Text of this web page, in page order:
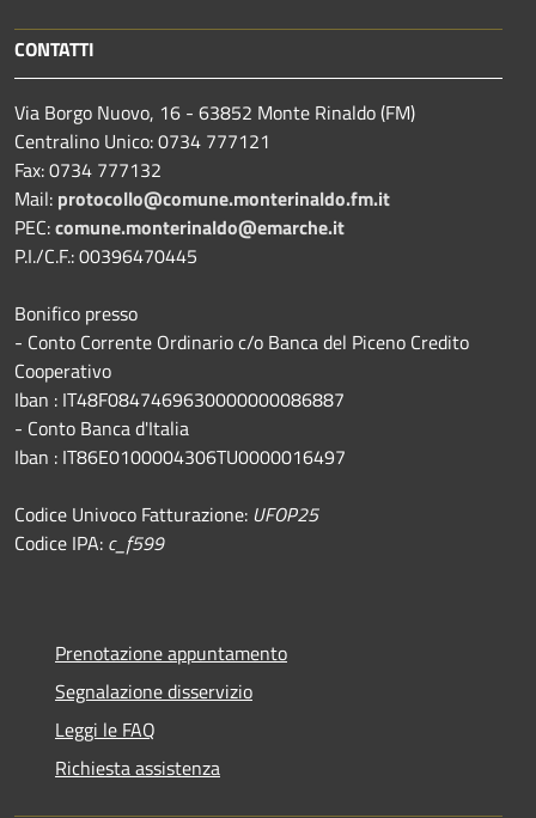
CONTATTI
Via Borgo Nuovo, 16 - 63852 Monte Rinaldo (FM)
Centralino Unico: 0734 777121
Fax: 0734 777132
Mail: protocollo@comune.monterinaldo.fm.it
PEC:comune.monterinaldo@emarche.it
P.I./C.F.: 00396470445
Bonifico presso
​- Conto Corrente Ordinario c/o Banca del Piceno Credito
Cooperativo
Iban : IT48F0847469630000000086887
- Conto Banca d'Italia
Iban : IT86E0100004306TU0000016497
Codice Univoco Fatturazione: UFOP25
Codice IPA: c_f599
Prenotazione appuntamento
Segnalazione disservizio
Leggi le FAQ
Richiesta assistenza